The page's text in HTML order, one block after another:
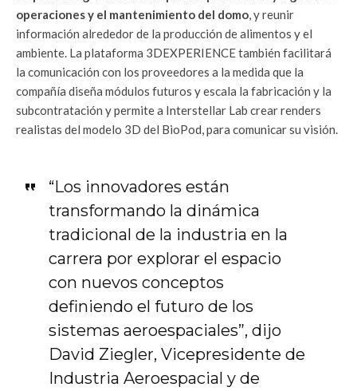
operaciones y el mantenimiento del domo, y reunir
información alrededor de la producción de alimentos y el
ambiente. La plataforma 3DEXPERIENCE también facilitará
la comunicación con los proveedores a la medida que la
compañía diseña módulos futuros y escala la fabricación y la
subcontratación y permite a Interstellar Lab crear renders
realistas del modelo 3D del BioPod, para comunicar su visión.
“Los innovadores están
transformando la dinámica
tradicional de la industria en la
carrera por explorar el espacio
con nuevos conceptos
definiendo el futuro de los
sistemas aeroespaciales”, dijo
David Ziegler, Vicepresidente de
Industria Aeroespacial y de